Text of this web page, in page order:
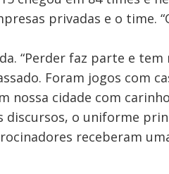
privadas e o time.
“Perder faz parte e
Foram jogos com
cidade com
discursos, o uniforme
receberam